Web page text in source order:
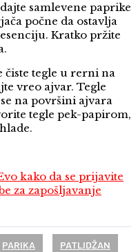
samlevene paprike
počne da ostavlja
Kratko pržite
čiste tegle u rerni na
vreo ajvar. Tegle
na površini ajvara
tegle pek-papirom,
kako da se prijavite
za zapošljavanje
PARIKA PATLIDŽAN